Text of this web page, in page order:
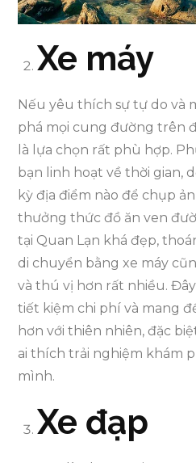
Xe máy
Nếu yêu thích sự tự do và
phá mọi cung đường trên
là lựa chọn rất phù hợp.
bạn linh hoạt về thời gian,
kỳ địa điểm nào để chụp
thưởng thức đồ ăn ven
tại Quan Lạn khá đẹp,
di chuyển bằng xe máy
và thú vị hơn rất nhiều.
tiết kiệm chi phí và mang
hơn với thiên nhiên, đặc
ai thích trải nghiệm khám
mình.
Xe đạp